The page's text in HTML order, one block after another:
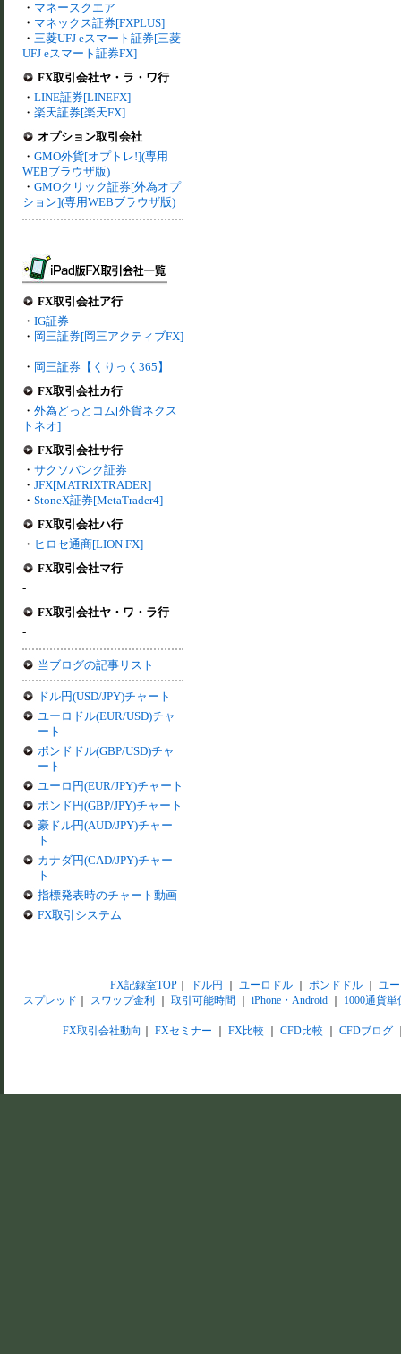
・ マネースクエア
・ マネックス証券[FXPLUS]
・ 三菱UFJ eスマート証券[三菱
UFJ eスマート証券FX]
FX取引会社ヤ・ラ・ワ行
・ LINE証券[LINEFX]
・ 楽天証券[楽天FX]
オプション取引会社
・ GMO外貨[オプトレ!](専用
WEBブラウザ版)
・ GMOクリック証券[外為オプ
ション](専用WEBブラウザ版)
FX取引会社ア行
・ IG証券
・ 岡三証券[岡三アクティブFX]
・ 岡三証券【くりっく365】
FX取引会社カ行
・ 外為どっとコム[外貨ネクス
トネオ]
FX取引会社サ行
・ サクソバンク証券
・ JFX[MATRIXTRADER]
・ StoneX証券[MetaTrader4]
FX取引会社ハ行
・ ヒロセ通商[LION FX]
FX取引会社マ行
-
FX取引会社ヤ・ワ・ラ行
-
当ブログの記事リスト
ドル円(USD/JPY)チャート
ユーロドル(EUR/USD)チャ
ート
ポンドドル(GBP/USD)チャ
ート
ユーロ円(EUR/JPY)チャート
ポンド円(GBP/JPY)チャート
豪ドル円(AUD/JPY)チャー
ト
カナダ円(CAD/JPY)チャー
ト
指標発表時のチャート動画
FX取引システム
FX記録室TOP｜ ドル円 ユーロドル｜ ポンドドル｜ ユ
スプレッド
スワップ金利 取引可能時間 iPhone・Android 1000通貨単
FX取引会社動向 FXセミナー FX比較 CFD比較 CFDブログ